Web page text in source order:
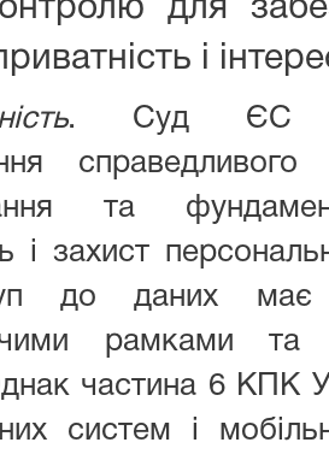
для
і
. Суд ЄС
та
і захист
до даних має
рамками та
частина 6 КПК
систем і